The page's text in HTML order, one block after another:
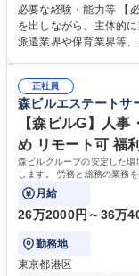
善をお任せ。 【教育制度】ご入社後、育成担当とペアになりながらOJTに
て業務を覚えていただ
れているため、スムー
募集職種 【大阪・京都
必要な経験・能力等 【
を出しながら、主体的
派遣業界や保育業界等
えて、お客様や社員の
待され。組織を支える
社員から頼られる存在
務の持ち帰りも禁止され
歴・資格 学歴：大学院
正社員
森ビルエステートサ
【森ビルG】人
め リモート可 福
森ビルグループの安定した
します。 労務と総務の業務
にも挑戦できる、やりがいあ
月給
26万2000円～36万
勤務地
東京都港区